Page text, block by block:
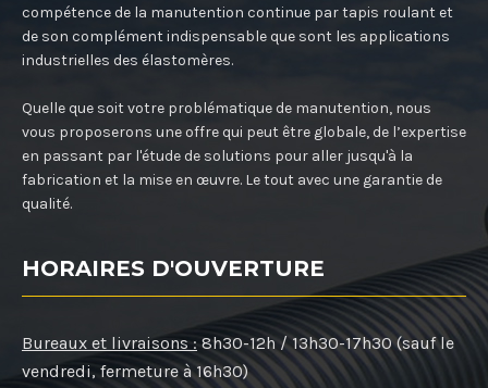
compétence de la manutention continue par tapis roulant et
de son complément indispensable que sont les applications
industrielles des élastomères.
Quelle que soit votre problématique de manutention, nous
vous proposerons une offre qui peut être globale, de l’expertise
en passant par l'étude de solutions pour aller jusqu'à la
fabrication et la mise en œuvre. Le tout avec une garantie de
qualité.
HORAIRES D'OUVERTURE
Bureaux et livraisons : 8h30-12h / 13h30-17h30 (sauf le
vendredi, fermeture à 16h30)